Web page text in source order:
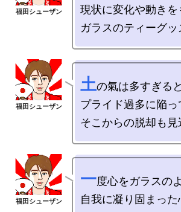
現状に変化や動き
土の氣は多すぎる
プライド過多に陥っ
一度心をガラスの
自我に凝り固まっ